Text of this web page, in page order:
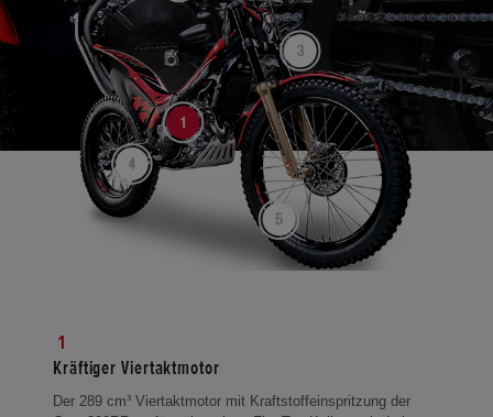
1
Kräftiger Viertaktmotor
Der 289 cm³ Viertaktmotor mit Kraftstoffeinspritzung der